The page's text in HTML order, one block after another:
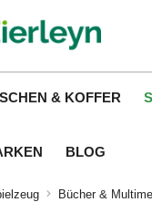
& KOFFER
BLOG
Bücher &